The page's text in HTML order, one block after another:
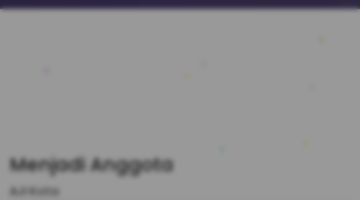
Menjadi Anggota
AJI Kota